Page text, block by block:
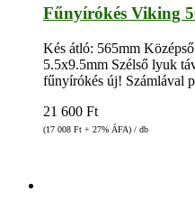
Fűnyírókés Viking
Kés átló: 565mm
5.5x9.5mm Szélső lyuk
fűnyírókés új! Számlával
21 600 Ft
(17 008 Ft + 27% ÁFA) / db